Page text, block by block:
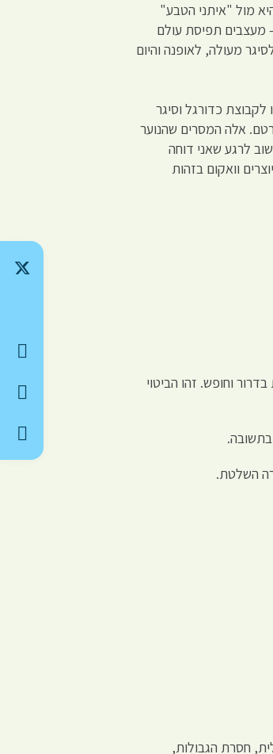
מול "איתני הטבע"
– מעצבים תפיסת עולם
מעולה, לאופנה והיום
כדורגל וסיגר
אלה המסרים שהנוער
לרגע שאני דוחה
וואקום בזהות
וחופש. זהו הביטוי
בתשובה.
השלטת.
חסרת הגבולות,